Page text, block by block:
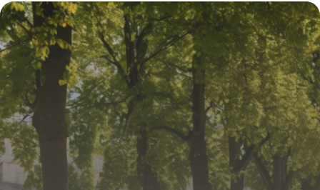
25 novembre 2025